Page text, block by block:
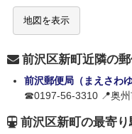
地図を表示
前沢区新町近隣の
前沢郵便局（まえさわ
☎0197-56-3310 📍奥州
前沢区新町の最寄り